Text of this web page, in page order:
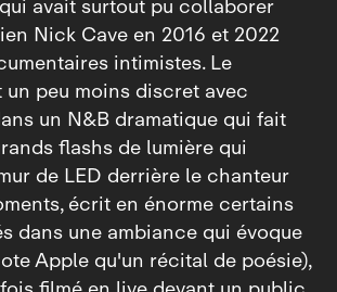
Nick Cave en 2016 et 2022
intimistes. Le
un peu moins discret avec
un N&B dramatique qui fait
flashs de lumière qui
de LED derrière le chanteur
écrit en énorme certains
dans une ambiance qui évoque
Apple qu'un récital de poésie),